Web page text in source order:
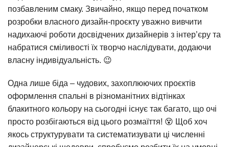
позбавленим смаку. Звичайно, якщо перед початком
розробки власного дизайн-проєкту уважно вивчити
надихаючі роботи досвідчених дизайнерів з інтер’єру та
набратися сміливості їх творчо наслідувати, додаючи
власну індивідуальність. 😉
Одна лише біда – чудових, захоплюючих проєктів
оформлення спальні в різноманітних відтінках
блакитного кольору на сьогодні існує так багато, що очі
просто розбігаються від цього розмаїття! 😵 Щоб хоч
якось структурувати та систематизувати ці численні